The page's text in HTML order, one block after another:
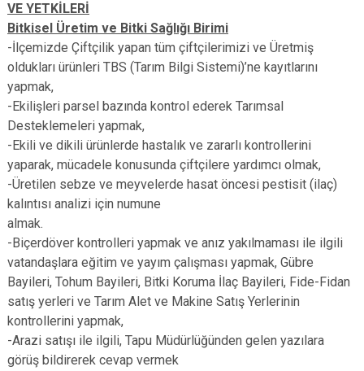
Kozan
Pozantı
VE YETKİLERİ
Bitkisel Üretim ve Bitki Sağlığı Birimi
-İlçemizde Çiftçilik yapan tüm çiftçilerimizi ve Üretmiş
oldukları ürünleri TBS (Tarım Bilgi Sistemi)’ne kayıtlarını
yapmak,
-Ekilişleri parsel bazında kontrol ederek Tarımsal
Desteklemeleri yapmak,
-Ekili ve dikili ürünlerde hastalık ve zararlı kontrollerini
yaparak, mücadele konusunda çiftçilere yardımcı olmak,
-Üretilen sebze ve meyvelerde hasat öncesi pestisit (ilaç)
kalıntısı analizi için numune
almak.
-Biçerdöver kontrolleri yapmak ve anız yakılmaması ile ilgili
vatandaşlara eğitim ve yayım çalışması yapmak, Gübre
Bayileri, Tohum Bayileri, Bitki Koruma İlaç Bayileri, Fide-Fidan
satış yerleri ve Tarım Alet ve Makine Satış Yerlerinin
kontrollerini yapmak,
-Arazi satışı ile ilgili, Tapu Müdürlüğünden gelen yazılara
görüş bildirerek cevap vermek